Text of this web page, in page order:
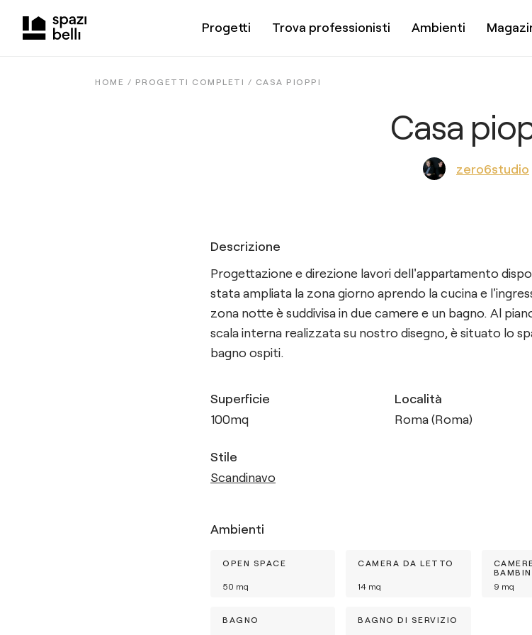
Progetti Trova professionisti Ambienti
HOME / PROGETTI COMPLETI / CASA PIOPPI
Casa
zero6studio
Descrizione
Progettazione e direzione lavori dell'appartamento
stata ampliata la zona giorno aprendo la cucina e
zona notte è suddivisa in due camere e un bagno. Al
scala interna realizzata su nostro disegno, è situato lo
bagno ospiti.
Superficie
100mq
Località
Roma (Roma)
Stile
Scandinavo
Ambienti
OPEN SPACE
50 mq
CAMERA DA LETTO
14 mq
9 mq
BAGNO BAGNO DI SERVIZIO